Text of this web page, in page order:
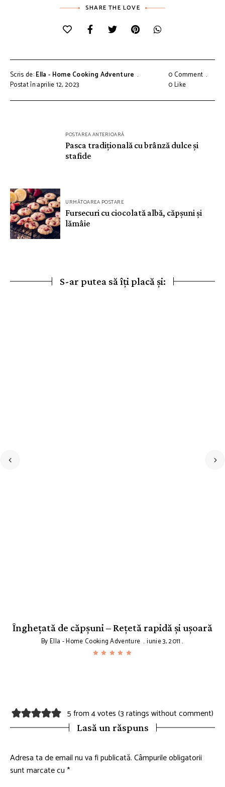
SHARE THE LOVE
Scris de:Ella - Home Cooking Adventure
Postat în:aprilie 12, 2023
0 Comment
0Like
POSTAREA ANTERIOARĂ
Pasca tradițională cu brânză dulce și
stafide
URMĂTOAREA POSTARE
Fursecuri cu ciocolată albă, căpșuni și
lămâie
S-ar putea să îți placă și:
Înghețată de căpșuni – Rețetă rapidă și ușoară
ByElla - Home Cooking Adventure iunie 3, 2011
5 from 4 votes (3 ratings without comment)
Lasă un răspuns
Adresa ta de email nu va fi publicată.Câmpurile obligatorii
sunt marcate cu*